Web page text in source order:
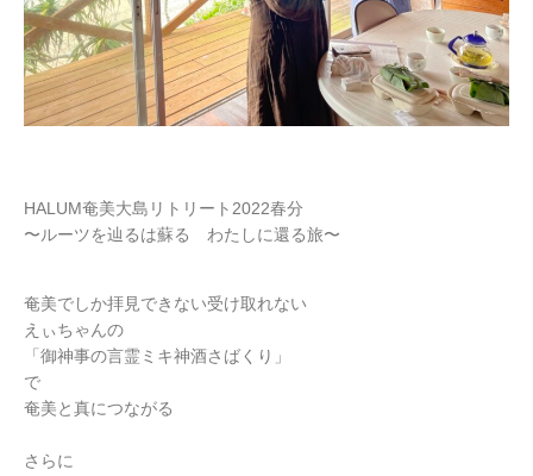
HALUM奄美大島リトリート2022春分
〜ルーツを辿るは蘇る わたしに還る旅〜
奄美でしか拝見できない受け取れない
えぃちゃんの
「御神事の言霊ミキ神酒さばくり」
で
奄美と真につながる
さらに